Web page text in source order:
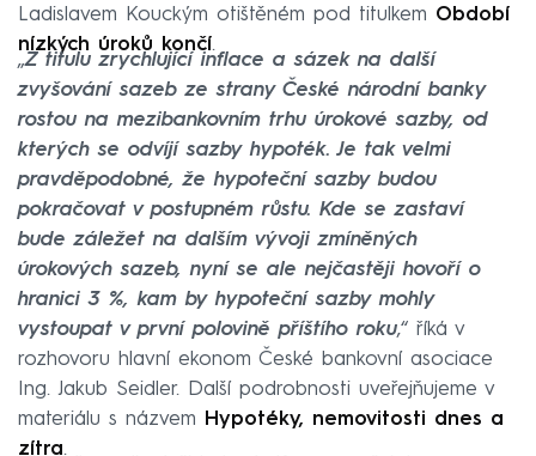
Ladislavem Kouckým otištěném pod titulkem Období
nízkých úroků končí.
„Z titulu zrychlující inflace a sázek na další
zvyšování sazeb ze strany České národní banky
rostou na mezibankovním trhu úrokové sazby, od
kterých se odvíjí sazby hypoték. Je tak velmi
pravděpodobné, že hypoteční sazby budou
pokračovat v postupném růstu. Kde se zastaví
bude záležet na dalším vývoji zmíněných
úrokových sazeb, nyní se ale nejčastěji hovoří o
hranici 3 %, kam by hypoteční sazby mohly
vystoupat v první polovině příštího roku,“ říká v
rozhovoru hlavní ekonom České bankovní asociace
Ing. Jakub Seidler. Další podrobnosti uveřejňujeme v
materiálu s názvem
Hypotéky, nemovitosti dnes a
zítra.